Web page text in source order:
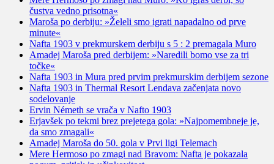
čustva vedno prisotna«
Maroša po derbiju: »Želeli smo igrati napadalno od prve
minute«
Nafta 1903 v prekmurskem derbiju s 5 : 2 premagala Muro
Amadej Maroša pred derbijem: »Naredili bomo vse za tri
točke«
Nafta 1903 in Mura pred prvim prekmurskim derbijem sezone
Nafta 1903 in Thermal Resort Lendava začenjata novo
sodelovanje
Ervin Németh se vrača v Nafto 1903
Erjavšek po tekmi brez prejetega gola: »Najpomembneje je,
da smo zmagali«
Amadej Maroša do 50. gola v Prvi ligi Telemach
Mere Hermoso po zmagi nad Bravom: Nafta je pokazala